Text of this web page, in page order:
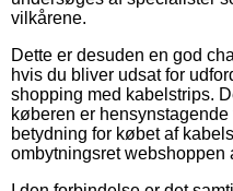
vilkårene.
Dette er desuden en god
hvis du bliver udsat for
shopping med kabelstrips.
køberen er
betydning for købet af
ombytningsret webshoppen